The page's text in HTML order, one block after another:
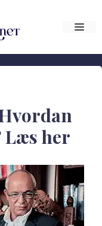
Læs her